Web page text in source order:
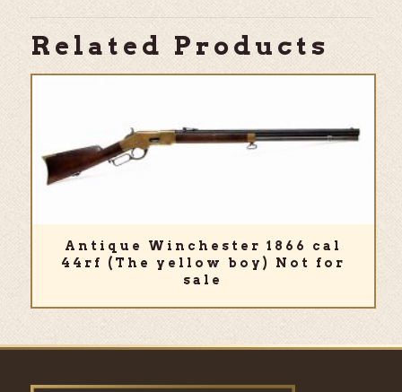
Related Products
Antique Winchester 1866 cal
44rf (The yellow boy) Not for
sale